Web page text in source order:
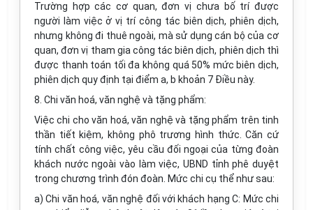
Trường hợp các cơ quan, đơn vị chưa bố trí được
người làm việc ở vị trí công tác biên dịch, phiên dịch,
nhưng không đi thuê ngoài, mà sử dụng cán bộ của cơ
quan, đơn vị tham gia công tác biên dịch, phiên dịch thì
được thanh toán tối đa không quá 50% mức biên dịch,
phiên dịch quy định tại điểm a, b khoản 7 Điều này.
8. Chi văn hoá, văn nghệ và tặng phẩm:
Việc chi cho văn hoá, văn nghệ và tặng phẩm trên tinh
thần tiết kiệm, không phô trương hình thức. Căn cứ
tính chất công việc, yêu cầu đối ngoại của từng đoàn
khách nước ngoài vào làm việc, UBND tỉnh phê duyệt
trong chương trình đón đoàn. Mức chi cụ thể như sau:
a) Chi văn hoá, văn nghệ đối với khách hạng C: Mức chi